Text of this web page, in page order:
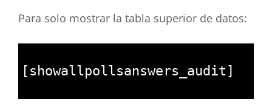
Para solo mostrar la tabla superior de datos:
[ showallpollsanswers_audit]